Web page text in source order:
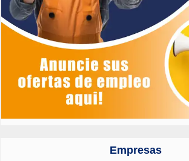
Empresas